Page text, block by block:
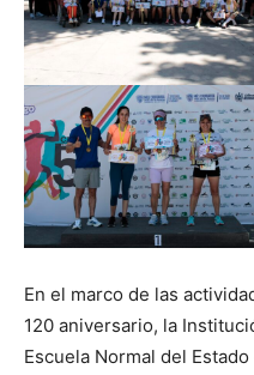
En el marco de las
120 aniversario, la
Escuela Normal del